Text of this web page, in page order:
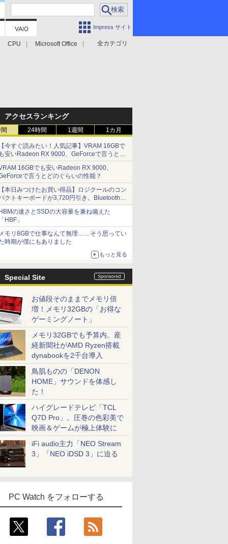
Impress サイト
全カテゴリ
CPU Microsoft Office
アクセスランキング
24時間 1週間 1カ月
今すぐ読みたい！人気記事】VRAM 16GBで
安いRadeon RX 9000、GeForceで言うとど
ぐらいの性能？ - PC Watch
16GBでも安いRadeon RX 9000、
で言うとどのぐらいの性能？
本日みつけたお買い得品】ロジクールのコン
クトキーボードが3,720円引き。Bluetoothで3
接続対応
の速さとSSDの大容量を兼ね備えた
HBF」
モリ8GBで仕事なんて無理……そう思ってい
時期が僕にもありました
もっと見る
Special Site
お値段そのままでメモリ倍
増！メモリ32GBの「お得な
ゲーミングノート」
メモリ32GBでも予算内。産
経新聞社がAMD Ryzen搭載
dynabookを2千台導入
鳥肌ものの「DENON
HOME」サウンドを体感し
た！
ハイグレードテレビ「TCL
Q7D Pro」。圧巻の色彩美で
映画＆ゲームが極上体験に
iFi audio主力「NEO Stream
3」「NEO iDSD 3」に迫る
PC Watch をフォローする